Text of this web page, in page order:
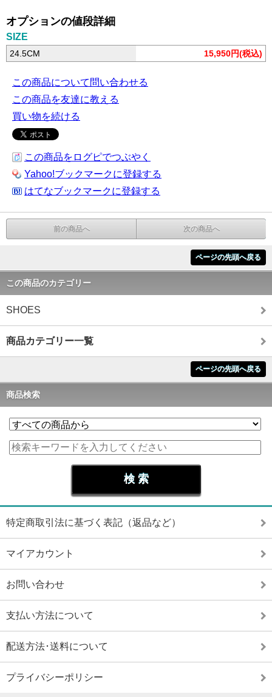
オプションの値段詳細
SIZE
24.5CM 15,950円(税込)
この商品について問い合わせる
この商品を友達に教える
買い物を続ける
この商品をログピでつぶやく
Yahoo!ブックマークに登録する
はてなブックマークに登録する
前の商品へ 次の商品へ
ページの先頭へ戻る
この商品のカテゴリー
SHOES
商品カテゴリー一覧
ページの先頭へ戻る
商品検索
特定商取引法に基づく表記（返品など）
マイアカウント
お問い合わせ
支払い方法について
配送方法･送料について
プライバシーポリシー